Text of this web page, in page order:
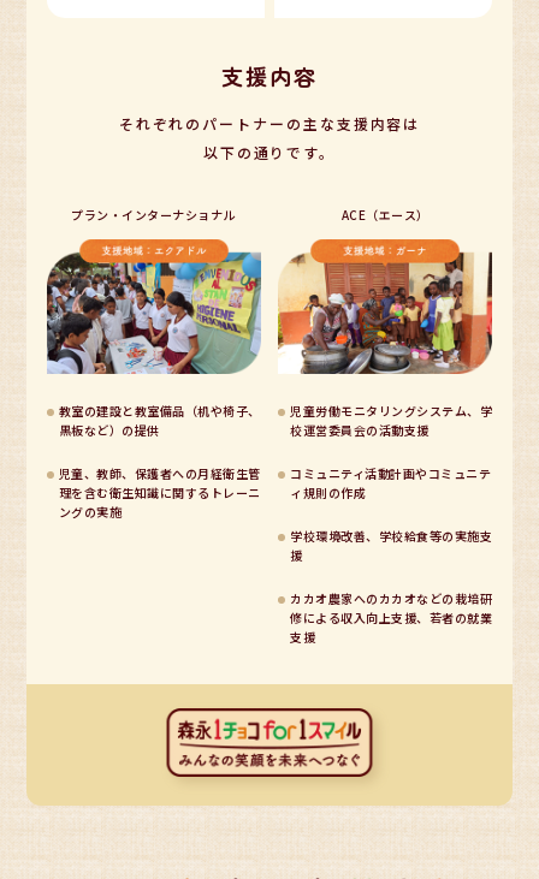
支援内容
それぞれのパートナーの主な支援内容は
以下の通りです。
プラン・インターナショナル
教室の建設と教室備品（机や椅子、
黒板など）の提供
児童、教師、保護者への月経衛生管
理を含む衛生知識に関するトレーニ
ングの実施
ACE（エース）
児童労働モニタリングシステム、学
校運営委員会の活動支援
コミュニティ活動計画やコミュニテ
ィ規則の作成
学校環境改善、学校給食等の実施支
援
カカオ農家へのカカオなどの栽培研
修による収入向上支援、若者の就業
支援